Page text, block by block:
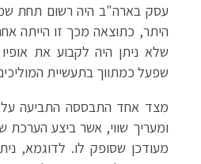
עסק בארה"ב היה רשום תחת
היתר, כתוצאה מכך זו הייתה
שלא ניתן היה לקבוע את
שפעל כמתווך בתעשיית
מצד אחד התבססה התביעה
ומעריך שווי, אשר ביצע הערכת
מעודכן שסופק לו. לדוגמא,